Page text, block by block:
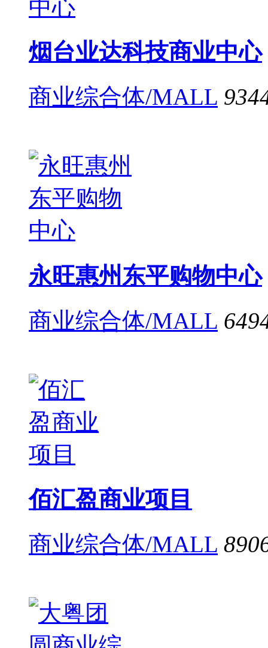
烟台业达科技商业中心
商业综合体/MALL
永旺惠州东平购物中心
商业综合体/MALL
佰汇盈商业项目
商业综合体/MALL